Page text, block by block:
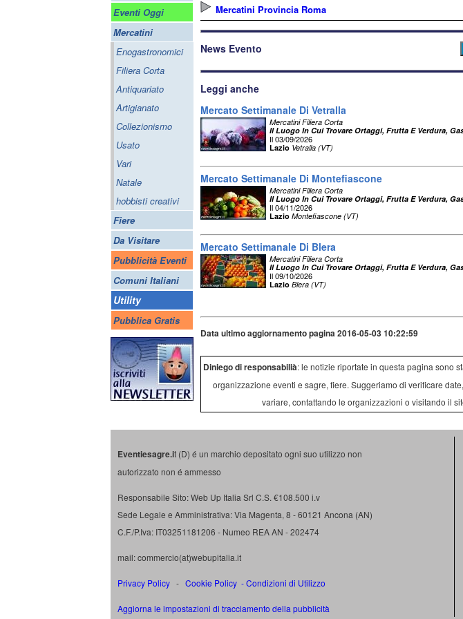
Eventi Oggi
Mercatini
Enogastronomici
Filiera Corta
Antiquariato
Artigianato
Collezionismo
Usato
Vari
Natale
hobbisti creativi
Fiere
Da Visitare
Pubblicità Eventi
Comuni Italiani
Utility
Pubblica Gratis
Mercatini Provincia Roma
News Evento
Leggi anche
Mercato Settimanale Di Vetralla
Mercatini Filiera Corta
Il Luogo In Cui Trovare Ortaggi, Frutta E Verdura,
Il 03/09/2026
Lazio Vetralla (VT)
Mercato Settimanale Di Montefiascone
Mercatini Filiera Corta
Il Luogo In Cui Trovare Ortaggi, Frutta E Verdura,
Il 04/11/2026
Lazio Montefiascone (VT)
Mercato Settimanale Di Blera
Mercatini Filiera Corta
Il Luogo In Cui Trovare Ortaggi, Frutta E Verdura,
Il 09/10/2026
Lazio Blera (VT)
Data ultimo aggiornamento pagina 2016-05-03 10:22:59
Diniego di responsabilià: le notizie riportate in questa pagina sono
organizzazione eventi e sagre, fiere. Suggeriamo di verificare
variare, contattando le organizzazioni o visitando il
Eventiesagre.it (D) é un marchio depositato ogni suo utilizzo non
autorizzato non é ammesso
Responsabile Sito: Web Up Italia Srl C.S. €108.500 i.v
Sede Legale e Amministrativa: Via Magenta, 8 - 60121 Ancona (AN)
C.F./P.Iva: IT03251181206 - Numeo REA AN - 202474
mail: commercio(at)webupitalia.it
Privacy Policy - Cookie Policy -Condizioni di Utilizzo
Aggiorna le impostazioni di tracciamento della pubblicità